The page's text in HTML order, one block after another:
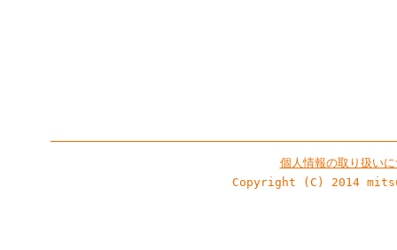
個人情報の取り扱い
Copyright (C) 2014